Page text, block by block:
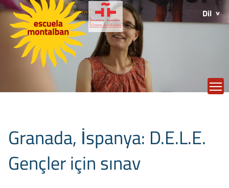
Dil
Granada, İspanya: D.E.L.E.
Gençler için sınav